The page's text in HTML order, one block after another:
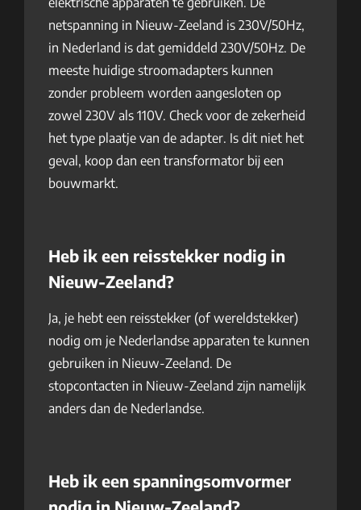
netspanning in Nieuw-Zeeland is 230V/50Hz,
in Nederland is dat gemiddeld 230V/50Hz. De
meeste huidige stroomadapters kunnen
zonder probleem worden aangesloten op
zowel 230V als 110V. Check voor de zekerheid
het type plaatje van de adapter. Is dit niet het
geval, koop dan een transformator bij een
bouwmarkt.
Heb ik een reisstekker nodig in
Nieuw-Zeeland?
Ja, je hebt een reisstekker (of wereldstekker)
nodig om je Nederlandse apparaten te kunnen
gebruiken in Nieuw-Zeeland. De
stopcontacten in Nieuw-Zeeland zijn namelijk
anders dan de Nederlandse.
Heb ik een spanningsomvormer